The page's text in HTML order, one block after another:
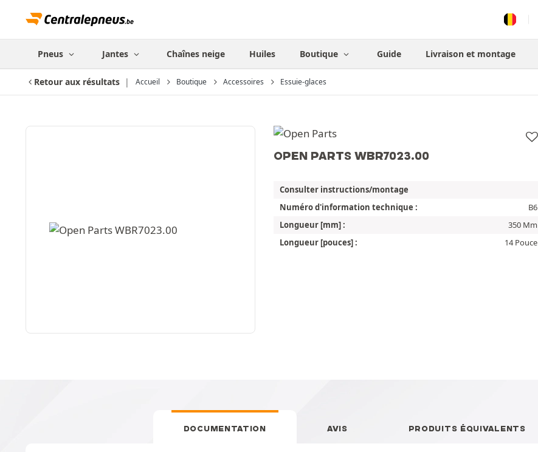
Pneus Jantes Chaînes neige Huiles Boutique Guide Livraison et montage
Retour aux résultats Accueil Boutique Accessoires Essuie-glaces
OPEN PARTS WBR7023.00
Consulter instructions/montage
Numéro d'information technique :
B6
Longueur [mm] :
350 Mm
Longueur [pouces] :
14 Pouce
DOCUMENTATION AVIS PRODUITS ÉQUIVALENTS